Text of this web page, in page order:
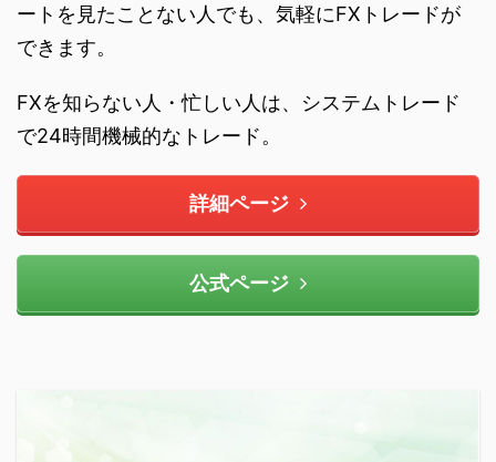
ートを見たことない人でも、気軽にFXトレードが
できます。
FXを知らない人・忙しい人は、システムトレード
で24時間機械的なトレード。
詳細ページ
公式ページ